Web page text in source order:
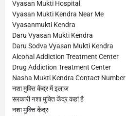
Vyasan Mukti Hospital
Vyasan Mukti Kendra Near Me
Vyasanmukti Kendra
Daru Vyasan Mukti Kendra
Daru Sodva Vyasan Mukti Kendra
Alcohal Addiction Treatment Center
Drug Addiction Treatment Center
Nasha Mukti Kendra Contact Number
नशा मुक्ति केंद्र में इलाज
सरकारी नशा मुक्ति केंद्र कहां है
नशा मुक्ति केंद्र